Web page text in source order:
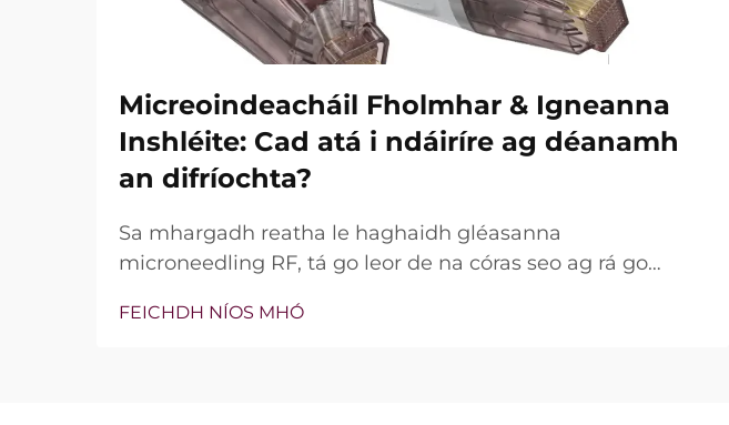
Micreoindeacháil Fholmhar & Igneanna
Inshléite: Cad atá i ndáiríre ag déanamh
an difríochta?
Sa mhargadh reatha le haghaidh gléasanna
microneedling RF, tá go leor de na córas seo ag rá go
níl an cheist fíor i ndáiríre an bhfuil na gnéithe seo ann nó
FEICHDH NÍOS MHÓ